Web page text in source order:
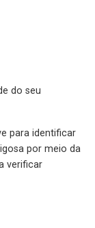
do seu
para identificar
por meio da
verificar